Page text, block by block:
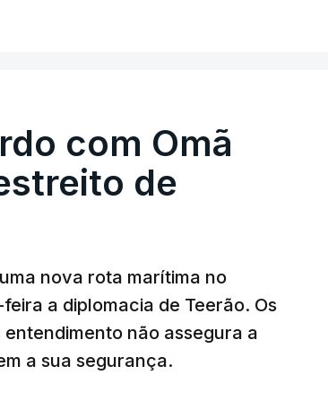
dias para organizar a passagem
todo o transporte marítimo que
águas iranianas, e que qualquer
águas controladas por Omã, tudo isto
com Omã
de
nova rota marítima no
a diplomacia de Teerão. Os
não assegura a
a sua segurança.